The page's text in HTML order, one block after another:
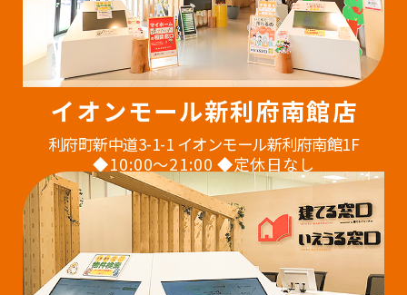
イオンモール新利府南館店
利府町新中道3-1-1 イオンモール新利府南館1F
◆10:00〜21:00 ◆定休日なし